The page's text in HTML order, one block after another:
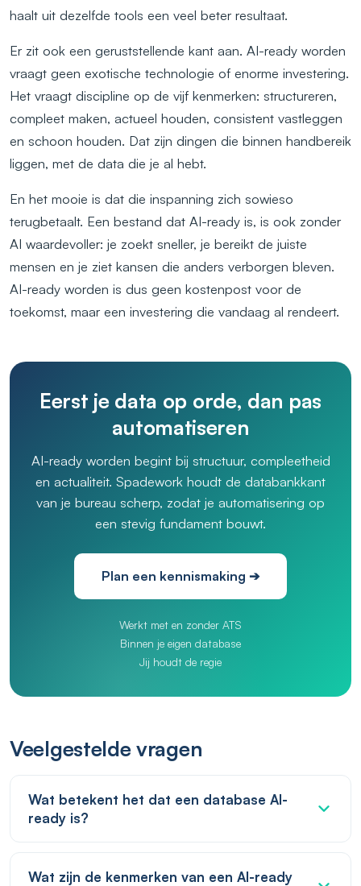
haalt uit dezelfde tools een veel beter resultaat.
Er zit ook een geruststellende kant aan. AI-ready worden
vraagt geen exotische technologie of enorme investering.
Het vraagt discipline op de vijf kenmerken: structureren,
compleet maken, actueel houden, consistent vastleggen
en schoon houden. Dat zijn dingen die binnen handbereik
liggen, met de data die je al hebt.
En het mooie is dat die inspanning zich sowieso
terugbetaalt. Een bestand dat AI-ready is, is ook zonder
AI waardevoller: je zoekt sneller, je bereikt de juiste
mensen en je ziet kansen die anders verborgen bleven.
AI-ready worden is dus geen kostenpost voor de
toekomst, maar een investering die vandaag al rendeert.
Eerst je data op orde, dan pas
automatiseren
AI-ready worden begint bij structuur, compleetheid
en actualiteit. Spadework houdt de databankkant
van je bureau scherp, zodat je automatisering op
een stevig fundament bouwt.
Plan een kennismaking ➔
Werkt met en zonder ATS
Binnen je eigen database
Jij houdt de regie
Veelgestelde vragen
Wat betekent het dat een database AI-
ready is?
Wat zijn de kenmerken van een AI-ready